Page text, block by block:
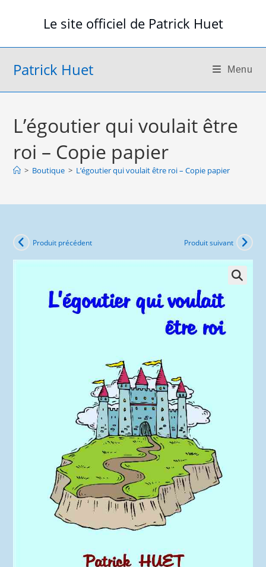
Le site officiel de Patrick Huet
Patrick Huet Menu
L’égoutier qui voulait être
roi – Copie papier
> Boutique > L’égoutier qui voulait être roi – Copie papier
Produit précédent Produit suivant